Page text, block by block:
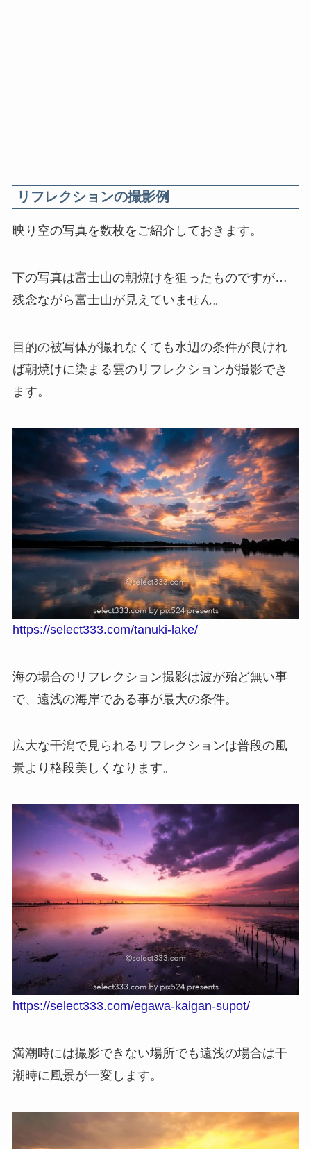
リフレクションの撮影例
映り空の写真を数枚をご紹介しておきます。
下の写真は富士山の朝焼けを狙ったものですが…
残念ながら富士山が見えていません。
目的の被写体が撮れなくても水辺の条件が良けれ
ば朝焼けに染まる雲のリフレクションが撮影でき
ます。
https://select333.com/tanuki-lake/
海の場合のリフレクション撮影は波が殆ど無い事
で、遠浅の海岸である事が最大の条件。
広大な干潟で見られるリフレクションは普段の風
景より格段美しくなります。
https://select333.com/egawa-kaigan-supot/
満潮時には撮影できない場所でも遠浅の場合は干
潮時に風景が一変します。